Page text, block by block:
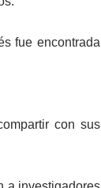
fue en­contrada
con sus